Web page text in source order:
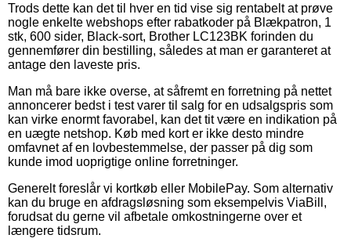
Trods dette kan det til hver en tid vise sig rentabelt at prøve
nogle enkelte webshops efter rabatkoder på Blækpatron, 1
stk, 600 sider, Black-sort, Brother LC123BK forinden du
gennemfører din bestilling, således at man er garanteret at
antage den laveste pris.
Man må bare ikke overse, at såfremt en forretning på nettet
annoncerer bedst i test varer til salg for en udsalgspris som
kan virke enormt favorabel, kan det tit være en indikation på
en uægte netshop. Køb med kort er ikke desto mindre
omfavnet af en lovbestemmelse, der passer på dig som
kunde imod uoprigtige online forretninger.
Generelt foreslår vi kortkøb eller MobilePay. Som alternativ
kan du bruge en afdragsløsning som eksempelvis ViaBill,
forudsat du gerne vil afbetale omkostningerne over et
længere tidsrum.